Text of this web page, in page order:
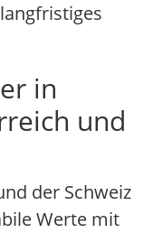
in
und
der Schweiz
Werte mit